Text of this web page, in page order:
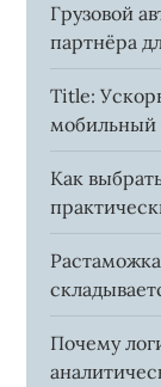
Грузовой
партнёра
Title:
мобильный
Как
Почему